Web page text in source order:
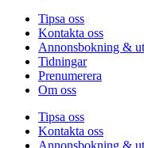
Tipsa oss
Kontakta oss
Annonsbokning &
Tidningar
Prenumerera
Om oss
Tipsa oss
Kontakta oss